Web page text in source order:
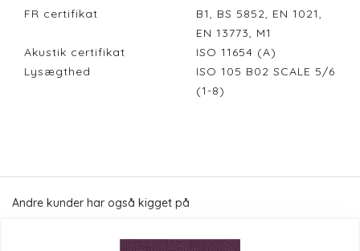
FR certifikat
B1, BS 5852, EN 1021,
EN 13773, M1
Akustik certifikat
ISO 11654 (A)
Lysægthed
ISO 105 B02 SCALE 5/6
(1-8)
Andre kunder har også kigget på